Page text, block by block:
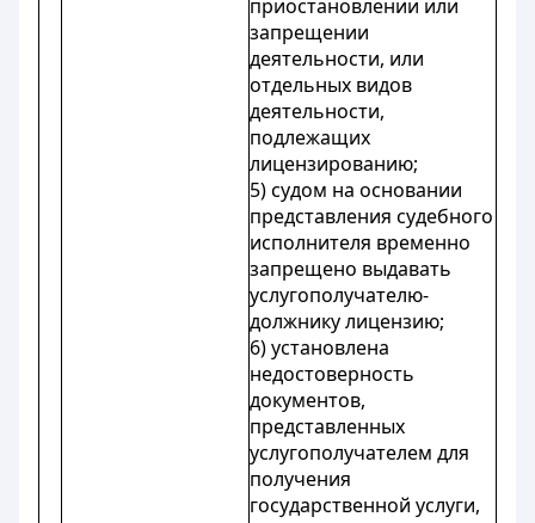
приостановлении или
запрещении
деятельности, или
отдельных видов
деятельности,
подлежащих
лицензированию;
5) судом на основании
представления судебного
исполнителя временно
запрещено выдавать
услугополучателю-
должнику лицензию;
6) установлена
недостоверность
документов,
представленных
услугополучателем для
получения
государственной услуги,